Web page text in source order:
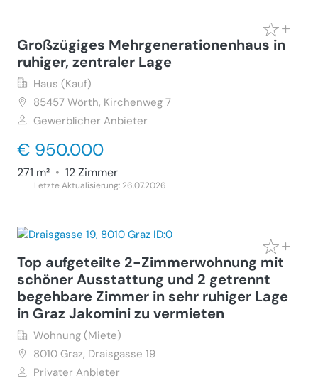
Großzügiges Mehrgenerationenhaus in
ruhiger, zentraler Lage
Haus (Kauf)
85457 Wörth, Kirchenweg 7
Gewerblicher Anbieter
€ 950.000
271 m² • 12 Zimmer
Letzte Aktualisierung: 26.07.2026
Top aufgeteilte 2-Zimmerwohnung mit
schöner Ausstattung und 2 getrennt
begehbare Zimmer in sehr ruhiger Lage
in Graz Jakomini zu vermieten
Wohnung (Miete)
8010 Graz, Draisgasse 19
Privater Anbieter